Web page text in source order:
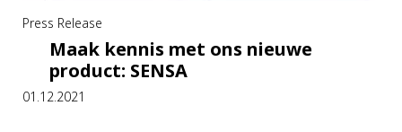
Press Release
Maak kennis met ons nieuwe
product: SENSA
01.12.2021